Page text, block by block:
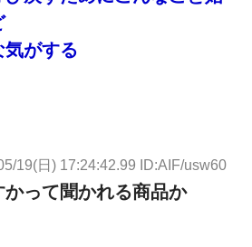
がする
19(日) 17:24:42.99 ID:AIF/usw60
って聞かれる商品か